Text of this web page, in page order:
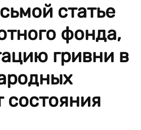
статье
фонда,
гривни в
состояния